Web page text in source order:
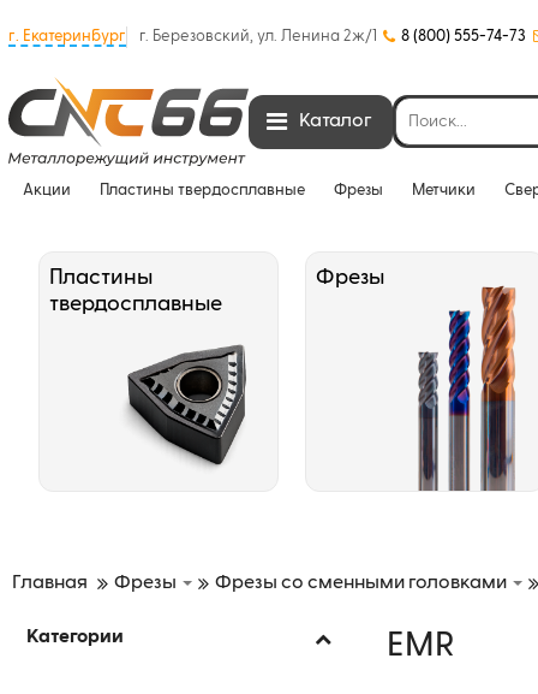
г. Екатеринбург г. Березовский, ул. Ленина 2ж/1 8 (800) 555-74-73
Каталог
Акции Пластины твердосплавные Фрезы Метчики
Пластины
твердосплавные
Фрезы
Главная Фрезы Фрезы со сменными головками
Категории EMR